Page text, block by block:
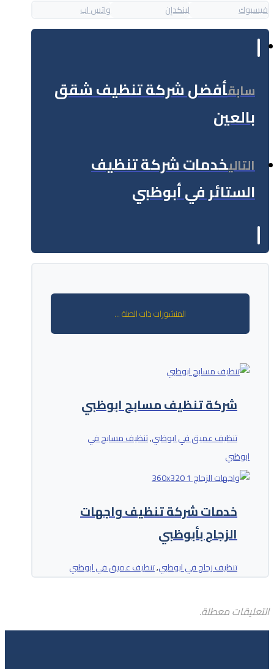
فيسبوك لينكدإن واتس اب
سابقأفضل شركة تنظيف شقق
بالعين
التاليخدمات شركة تنظيف
الستائر في أبوظبي
المنشورات ذات الصلة ...
شركة تنظيف مسابح ابوظبي
تنظيف عميق في ابوظبي,تنظيف مسابح في
ابوظبي
خدمات شركة تنظيف واجهات
الزجاج بأبوظبي
تنظيف زجاج في ابوظبي,تنظيف عميق في ابوظبي
التعليقات معطلة.